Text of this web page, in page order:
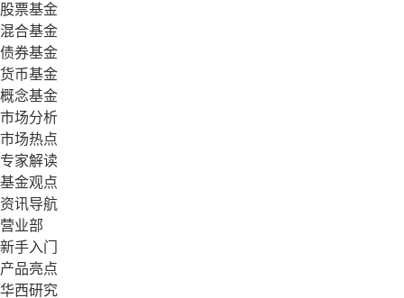
股票基金
混合基金
债券基金
货币基金
概念基金
市场分析
市场热点
专家解读
基金观点
资讯导航
营业部
新手入门
产品亮点
华西研究